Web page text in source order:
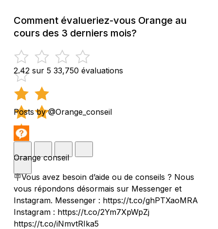
Comment évalueriez-vous Orange au
cours des 3 derniers mois?
2.42 sur 5 33,750 évaluations
Posts by @Orange_conseil
Orange conseil
🪧Vous avez besoin d’aide ou de conseils ? Nous
vous répondons désormais sur Messenger et
Instagram. Messenger : https://t.co/ghPTXaoMRA
Instagram : https://t.co/2Ym7XpWpZj
https://t.co/iNmvtRIka5